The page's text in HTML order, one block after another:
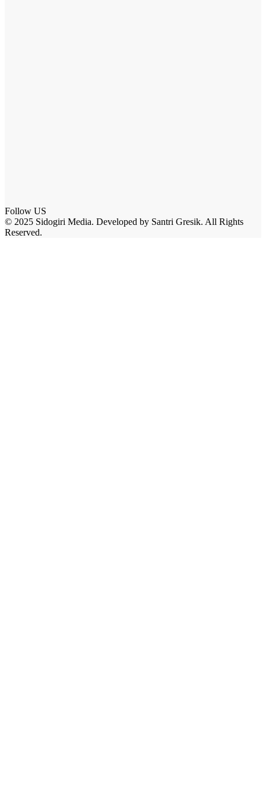
Follow US
© 2025 Sidogiri Media. Developed by Santri Gresik. All Rights
Reserved.